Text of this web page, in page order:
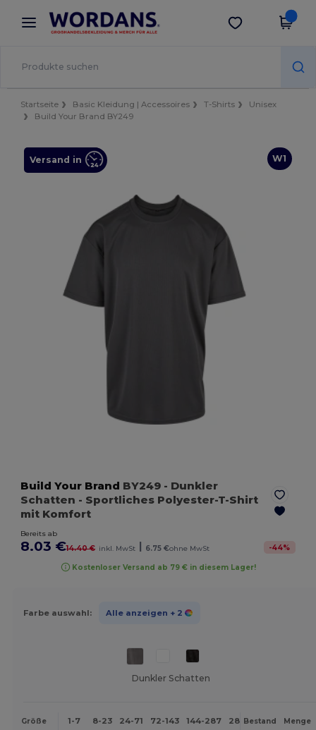
× Wordans App
Bessere Preise in der App!
App holen
Startseite Basic Kleidung | Accessoires T-Shirts
Unisex
Build Your Brand BY249
W1
Versand in
Build Your Brand BY249 - Dunkler
Schatten - Sportliches Polyester-T-Shirt
mit Komfort
Bereits ab
8.03 €14.40 € inkl. MwSt | 6.75 €ohne MwSt -44%
Kostenloser Versand ab 79 € in diesem Lager!
Farbe auswahl: Alle anzeigen + 2
Dunkler Schatten
Größe 1-7 8-23 24-71 72-143 144-287 288 + Mehr
Bestand Menge